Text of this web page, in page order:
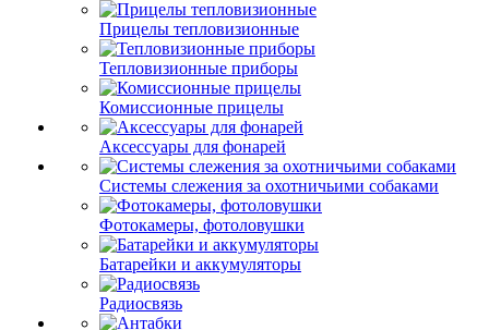
Прицелы тепловизионные
Тепловизионные приборы
Комиссионные прицелы
Аксессуары для фонарей
Системы слежения за охотничьими собаками
Фотокамеры, фотоловушки
Батарейки и аккумуляторы
Радиосвязь